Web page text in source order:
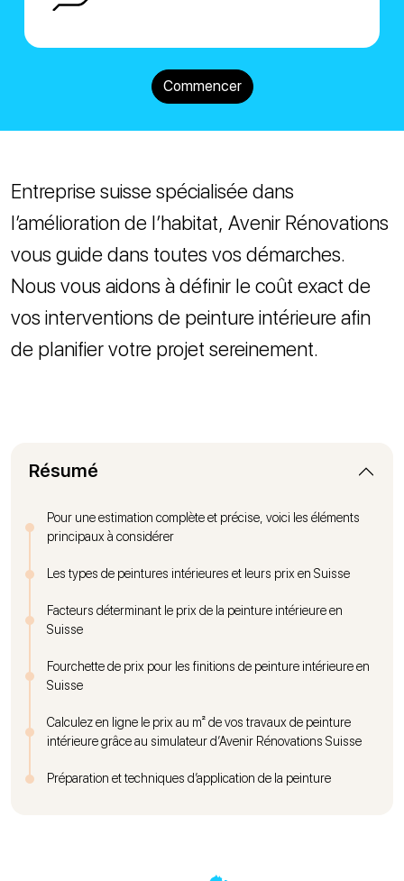
Commencer
Entreprise suisse spécialisée dans
l’amélioration de l’habitat, Avenir Rénovations
vous guide dans toutes vos démarches.
Nous vous aidons à définir le coût exact de
vos interventions de peinture intérieure afin
de planifier votre projet sereinement.
Résumé
Pour une estimation complète et précise, voici les éléments
principaux à considérer
Les types de peintures intérieures et leurs prix en Suisse
Facteurs déterminant le prix de la peinture intérieure en
Suisse
Fourchette de prix pour les finitions de peinture intérieure en
Suisse
Calculez en ligne le prix au m² de vos travaux de peinture
intérieure grâce au simulateur d’Avenir Rénovations Suisse
Préparation et techniques d’application de la peinture